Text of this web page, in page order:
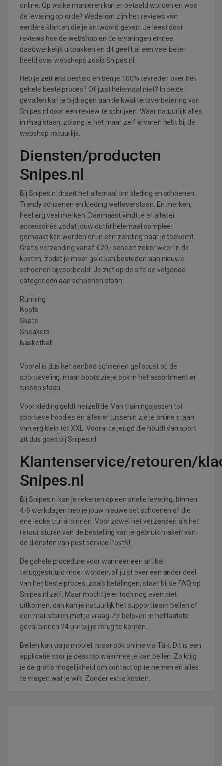
online. Op welke manieren kan er betaald worden en was
de levering op orde? Wederom zijn het reviews van
eerdere klanten die je antwoord geven. Je leest door
reviews hoe de webshop en de ervaringen ermee
daadwerkelijk uitpakken en dit geeft al een veel beter
beeld over webshops zoals Snipes.nl.
Heb je zelf iets besteld en ben je 100% tevreden over het
gehele bestelproces? Of juist helemaal niet? In beide
gevallen kan je bijdragen aan de kwaliteitsverbetering van
Snipes.nl door een review te schrijven. Waar natuurlijk alles
in mag staan, zolang je het maar zelf ervaren hebt bij de
webshop natuurlijk.
Diensten/producten
Snipes.nl
Bij Snipes.nl draait het allemaal om kleding en schoenen.
Trendy schoenen en kleding welteverstaan. En merken,
heel erg veel merken. Daarnaast vindt je er allerlei
accessoires zodat jouw outfit helemaal compleet
gemaakt kan worden en in een zending naar je toekomt.
Gratis verzending vanaf €20,- scheelt zeker weer in de
kosten, zodat je meer geld kan besteden aan nieuwe
schoenen bijvoorbeeld. Je ziet op de site de volgende
categorieën aan schoenen staan:
Running
Boots
Skate
Sneakers
Basketball
Vooral is dus het aanbod schoenen gefocust op de
sportieveling, maar boots zie je ook in het assortiment er
tussen staan.
Voor kleding geldt hetzelfde. Van trainingsjassen tot
sportieve hoodies en alles er tussenin zie je online staan
van erg klein tot XXL. Vooral de jeugd die houdt van sport
zit dus goed bij Snipes.nl.
Klantenservice/retouren/
Snipes.nl
Bij Snipes.nl kan je rekenen op een snelle levering, binnen
4-6 werkdagen heb je jouw nieuwe set schoenen of die
ene leuke trui al binnen. Voor zowel het verzenden als het
retour sturen van de bestelling kan je gebruik maken van
de diensten van post service PostNL.
De gehele procedure voor wanneer een artikel
teruggestuurd moet worden, of juist over een ander deel
van het bestelproces, zoals betalingen, staat bij de FAQ op
Snipes.nl zelf. Maar mocht je er toch nog even niet
uitkomen, dan kan je natuurlijk het supportteam bellen of
een mail sturen met je vraag. Ze beloven in het laatste
geval binnen 24 uur bij je terug te komen.
Bellen kan via je mobiel, maar ook online via Talk. Dit is een
applicatie voor je desktop waarmee je kan bellen. Zo krijg
je de gratis mogelijkheid om contact op te nemen en alles
te vragen wat je wilt. Zonder extra kosten.